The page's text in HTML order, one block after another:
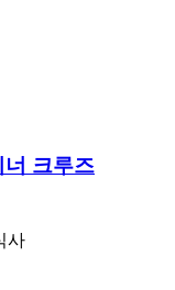
크루즈
사